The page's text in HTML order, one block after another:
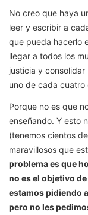
No creo que haya
leer y escribir a
que pueda hacerlo
llegar a todos los
justicia y consolidar
uno de cada cuatro
Porque no es que
enseñando. Y esto
(tenemos cientos
maravillosos que
problema es que
no es el objetivo
estamos pidiendo
pero no les